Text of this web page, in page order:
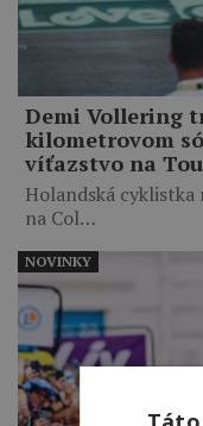
Demi Vollering
kilometrovom
víťazstvo na
Holandská
na Col…
NOVINKY